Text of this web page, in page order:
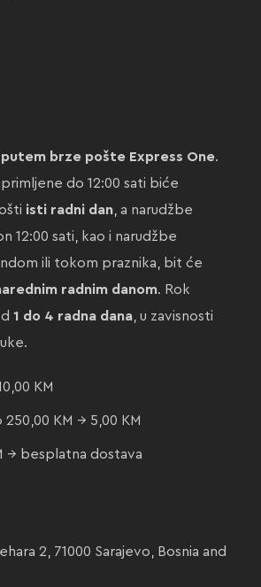
brze pošte Express One.
do 12:00 sati biće
isti radni dan, a narudžbe
12:00 sati, kao i narudžbe
ili tokom praznika, bit će
radnim danom. Rok
1 do 4 radna dana, u zavisnosti
KM
250,00 KM → 5,00 KM
→ besplatna dostava
2, 71000 Sarajevo, Bosnia and